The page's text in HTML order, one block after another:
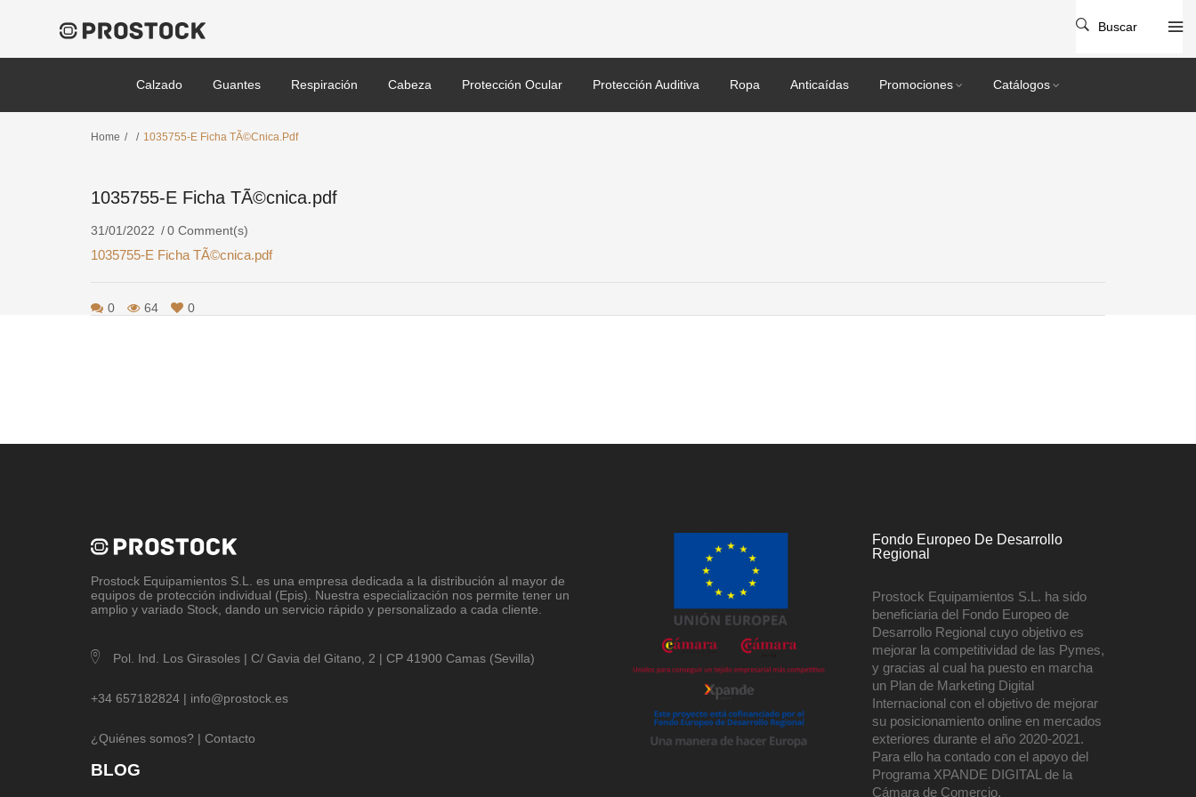
Calzado Guantes Respiración Cabeza Protección Ocular Protección Auditiva Ropa Anticaídas Promociones Catálogos
Buscar
Home / / 1035755-E Ficha TÃ©cnica.pdf
1035755-E Ficha TÃ©cnica.pdf
31/01/2022 0 Comment(s)
1035755-E Ficha TÃ©cnica.pdf
0 64 0
Prostock Equipamientos S.L
. es una empresa dedicada a la distribución al mayor de
equipos de protección individual (Epis). Nuestra especialización nos permite tener un
amplio y variado Stock, dando un servicio rápido y personalizado a cada cliente.
Pol. Ind. Los Girasoles | C/ Gavia del Gitano, 2 | CP 41900 Camas (Sevilla)
+34 657182824 | info@prostock.es
¿Quiénes somos? | Contacto
BLOG
Fondo Europeo De Desarrollo
Regional
Prostock Equipamientos S.L. ha sido
beneficiaria del Fondo Europeo de
Desarrollo Regional cuyo objetivo es
mejorar la competitividad de las Pymes,
y gracias al cual ha puesto en marcha
un Plan de Marketing Digital
Internacional con el objetivo de mejorar
su posicionamiento online en mercados
exteriores durante el año 2020-2021.
Para ello ha contado con el apoyo del
Programa XPANDE DIGITAL de la
Cámara de Comercio.